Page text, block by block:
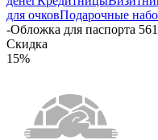
для очковПодарочные
-Обложка для паспорта
Скидка
15%